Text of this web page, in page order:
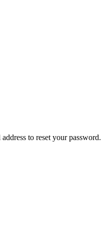
to reset your password.